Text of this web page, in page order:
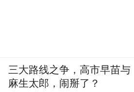
三大路线之争，高市早苗与
麻生太郎，闹掰了？